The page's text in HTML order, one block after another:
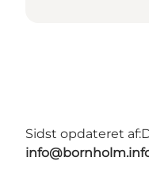
Sidst opdateret af: